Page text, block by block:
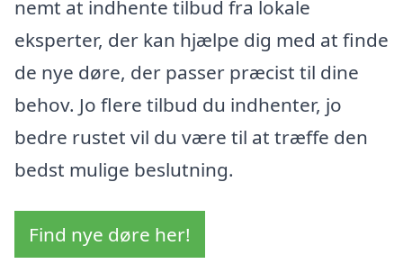
nemt at indhente tilbud fra lokale
eksperter, der kan hjælpe dig med at finde
de nye døre, der passer præcist til dine
behov. Jo flere tilbud du indhenter, jo
bedre rustet vil du være til at træffe den
bedst mulige beslutning.
Find nye døre her!